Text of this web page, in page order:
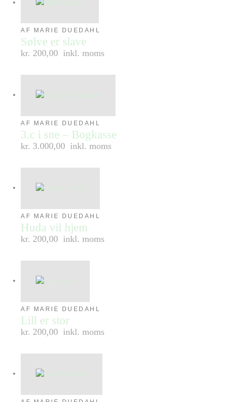
AF MARIE DUEDAHL
Sølve er slave
kr. 200,00 inkl. moms
AF MARIE DUEDAHL
3.c i sne – Bogkasse
kr. 3.000,00 inkl. moms
AF MARIE DUEDAHL
Huda vil hjem
kr. 200,00 inkl. moms
AF MARIE DUEDAHL
Lill er stor
kr. 200,00 inkl. moms